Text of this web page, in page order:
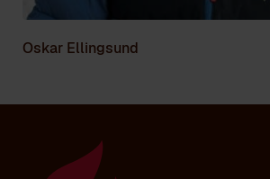
Oskar Ellingsund